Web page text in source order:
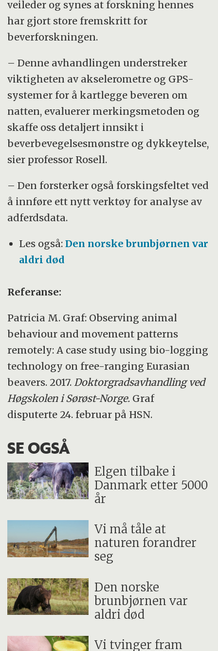
veileder og synes at forskning hennes
har gjort store fremskritt for
beverforskningen.
– Denne avhandlingen understreker
viktigheten av akselerometre og GPS-
systemer for å kartlegge beveren om
natten, evaluerer merkingsmetoden og
skaffe oss detaljert innsikt i
beverbevegelsesmønstre og dykkeytelse,
sier professor Rosell.
– Den forsterker også forskingsfeltet ved
å innføre ett nytt verktøy for analyse av
adferdsdata.
Les også:Den norske brunbjørnen var
aldri død
Referanse:
Patricia M. Graf: Observing animal
behaviour and movement patterns
remotely: A case study using bio-logging
technology on free-ranging Eurasian
beavers. 2017. Doktorgradsavhandling ved
Høgskolen i Sørøst-Norge. Graf
disputerte 24. februar på HSN.
SE OGSÅ
Elgen tilbake i
Danmark etter 5000
år
Vi må tåle at
naturen forandrer
seg
Den norske
brunbjørnen var
aldri død
Vi tvinger fram